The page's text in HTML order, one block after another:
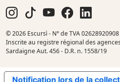
© 2026 Escursì - N° de TVA 02628920908
Inscrite au registre régional des
Sardaigne Aut. 456 - D.R. n. 1558/19
Notification lors de la